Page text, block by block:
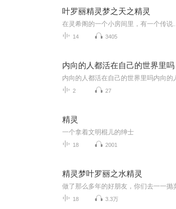
叶罗丽精灵梦之天之精灵
在灵希阁的一个小房间里，有一个传
14 3405
内向的人都活在自己的世界里吗
2 27
精灵
一个拿着文明棍儿的绅士
18 2001
精灵梦叶罗丽之水精灵
18 3.3万